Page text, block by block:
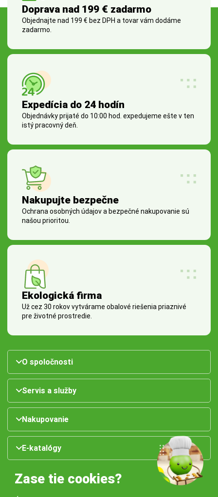
Doprava nad 199 € zadarmo
Objednajte nad 199 € bez DPH a tovar vám dodáme
zadarmo.
Expedícia do 24 hodín
Objednávky prijaté do 10:00 hod. expedujeme ešte v ten
istý pracovný deň.
Nakupujte bezpečne
Ochrana osobných údajov a bezpečné nakupovanie sú
našou prioritou.
Ekologická firma
Už cez 30 rokov vytvárame obalové riešenia priaznivé
pre životné prostredie.
O spoločnosti
Servis a služby
Nakupovanie
E-katalógy
Zase tie cookies?